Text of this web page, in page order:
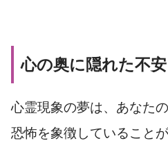
心の奥に隠れた不
心霊現象の夢は、あなた
恐怖を象徴していることが